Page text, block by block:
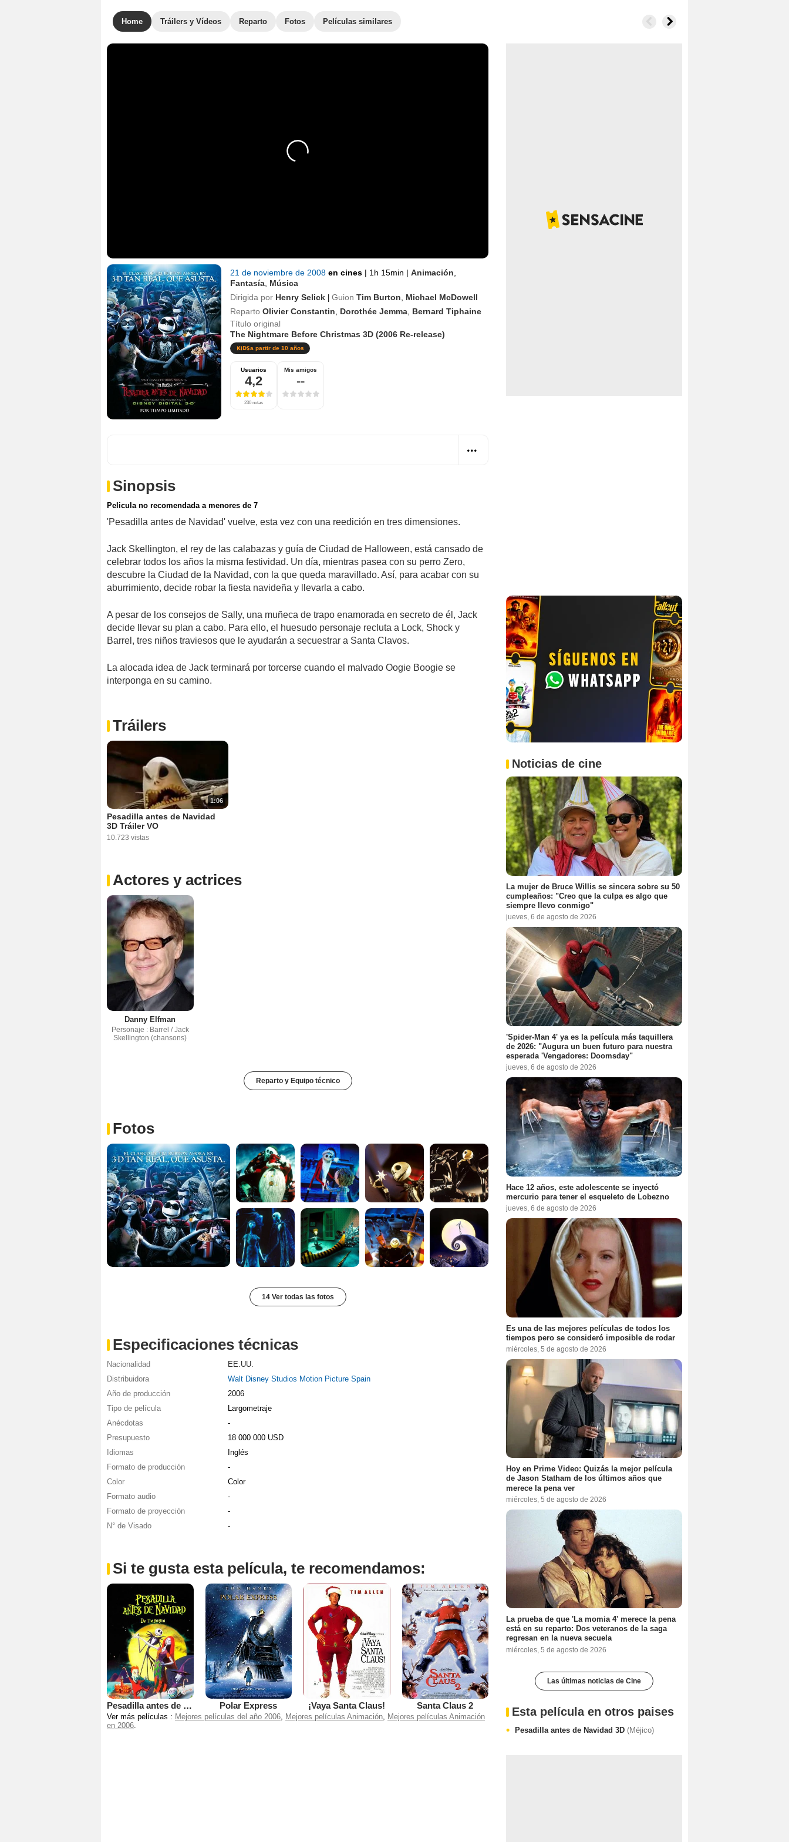
Home Tráilers y Vídeos Reparto Fotos Películas similares
21 de noviembre de 2008 en cines | 1h 15min | Animación
Fantasía Música
Dirigida por Henry Selick | Guion Tim Burton
Michael McDowell
Reparto Olivier Constantin Dorothée Jemma Bernard Tiphaine
Título original
The Nightmare Before Christmas 3D (2006 Re-release)
a partir de 10 años
Usuarios
4,2
230 notas
Mis amigos
--
Sinopsis
Pelicula no recomendada a menores de 7
'Pesadilla antes de Navidad' vuelve, esta vez con una reedición en tres dimensiones.
Jack Skellington, el rey de las calabazas y guía de Ciudad de Halloween, está cansado de
celebrar todos los años la misma festividad. Un día, mientras pasea con su perro Zero,
descubre la Ciudad de la Navidad, con la que queda maravillado. Así, para acabar con su
aburrimiento, decide robar la fiesta navideña y llevarla a cabo.
A pesar de los consejos de Sally, una muñeca de trapo enamorada en secreto de él, Jack
decide llevar su plan a cabo. Para ello, el huesudo personaje recluta a Lock, Shock y
Barrel, tres niños traviesos que le ayudarán a secuestrar a Santa Clavos.
La alocada idea de Jack terminará por torcerse cuando el malvado Oogie Boogie se
interponga en su camino.
Tráilers
1:06
Pesadilla antes de Navidad
3D Tráiler VO
10.723 vistas
Actores y actrices
Danny Elfman
Personaje : Barrel / Jack
Skellington (chansons)
Reparto y Equipo técnico
Fotos
14 Ver todas las fotos
Especificaciones técnicas
Nacionalidad
EE.UU.
Distribuidora
Walt Disney Studios Motion Picture Spain
Año de producción
2006
Tipo de película
Largometraje
Anécdotas
-
Presupuesto
18 000 000 USD
Idiomas
Inglés
Formato de producción
-
Color
Color
Formato audio
-
Formato de proyección
-
N° de Visado
-
Si te gusta esta película, te recomendamos:
Pesadilla antes de Navidad Polar Express ¡Vaya Santa Claus! Santa Claus 2
Ver más películas : Mejores películas del año 2006, Mejores películas Animación, Mejores películas Animación
en 2006.
Noticias de cine
La mujer de Bruce Willis se sincera sobre su 50
cumpleaños: "Creo que la culpa es algo que
siempre llevo conmigo"
jueves, 6 de agosto de 2026
'Spider-Man 4' ya es la película más taquillera
de 2026: "Augura un buen futuro para nuestra
esperada 'Vengadores: Doomsday"
jueves, 6 de agosto de 2026
Hace 12 años, este adolescente se inyectó
mercurio para tener el esqueleto de Lobezno
jueves, 6 de agosto de 2026
Es una de las mejores películas de todos los
tiempos pero se consideró imposible de rodar
miércoles, 5 de agosto de 2026
Hoy en Prime Video: Quizás la mejor película
de Jason Statham de los últimos años que
merece la pena ver
miércoles, 5 de agosto de 2026
La prueba de que 'La momia 4' merece la pena
está en su reparto: Dos veteranos de la saga
regresan en la nueva secuela
miércoles, 5 de agosto de 2026
Las últimas noticias de Cine
Esta película en otros paises
Pesadilla antes de Navidad 3D (Méjico)